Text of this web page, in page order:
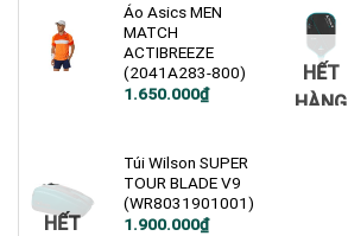
Áo Asics MEN
MATCH
ACTIBREEZE
(2041A283-800)
1.650.000₫
HẾT
HÀNG
HẾT
Túi Wilson SUPER
TOUR BLADE V9
(WR8031901001)
1.900.000₫